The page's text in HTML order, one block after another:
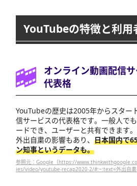
YouTubeの特徴と利用
オンライン動画配信
代表格
YouTubeの歴史は2005年からスター
信サービスの代表格です。一般人で
ードでき、ユーザーと共有できます
外出自粛の影響もあり、 日本国内で
ン知事というデータも。
参照元：Google（https://
ies/video/youtube-recap2020-2/#:~:text=外出自粛